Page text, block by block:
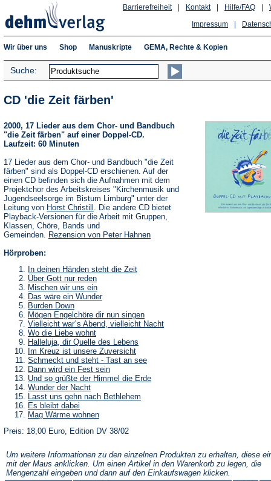
Hilfe/FAQ
Kontakt
Barrierefreiheit
Impressum
Wir über uns Shop Manuskripte GEMA, Rechte & Kopien
Suche:
CD 'die Zeit färben'
2000, 17 Lieder aus dem Chor- und Bandbuch
"die Zeit färben" auf einer Doppel-CD.
Laufzeit: 60 Minuten
17 Lieder aus dem Chor- und Bandbuch "die Zeit
färben" sind als Doppel-CD erschienen. Auf der
einen CD befinden sich die Aufnahmen mit dem
Projektchor des Arbeitskreises "Kirchenmusik und
Jugendseelsorge im Bistum Limburg" unter der
Leitung von Horst Christill . Die andere CD bietet
Playback-Versionen für die Arbeit mit Gruppen,
Klassen, Chöre, Bands und
Gemeinden. Rezension von Peter Hahnen
Hörproben:
In deinen Händen steht die Zeit
Über Gott nur reden
Mischen wir uns ein
Das wäre ein Wunder
Burden Down
Mögen Engelchöre dir nun singen
Vielleicht war´s Abend, vielleicht Nacht
Wo die Liebe wohnt
Halleluja, dir Quelle des Lebens
Im Kreuz ist unsere Zuversicht
Schmeckt und steht - Tast an see
Dann wird ein Fest sein
Und so grüßte der Himmel die Erde
Wunder der Nacht
Lasst uns gehn nach Bethlehem
Es bleibt dabei
Mag Wärme wohnen
Preis: 18,00 Euro, Edition DV 38/02
Um weitere Informationen zu den einzelnen Produkten zu erhalten, diese
mit der Maus anklicken. Um einen Artikel in den Warenkorb zu legen, die
Mengenzahl eingeben und dann auf den Einkaufswagen klicken.